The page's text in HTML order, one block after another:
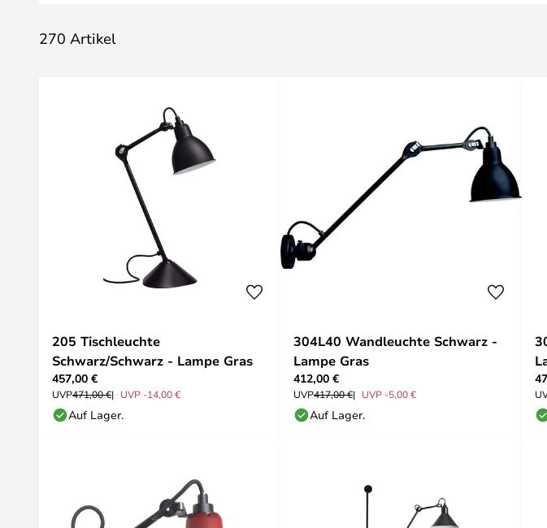
270 Artikel
205 Tischleuchte
Schwarz/Schwarz - Lampe Gras
457,00 €
UVP471,00 € UVP -14,00 €
Auf Lager.
304L40 Wandleuchte Schwarz -
Lampe Gras
412,00 €
UVP417,00 € UVP -5,00 €
Auf Lager.